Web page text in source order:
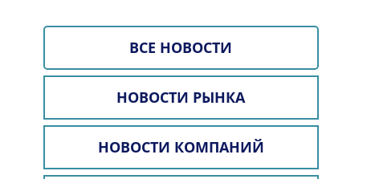
ВСЕ НОВОСТИ
НОВОСТИ РЫНКА
НОВОСТИ КОМПАНИЙ